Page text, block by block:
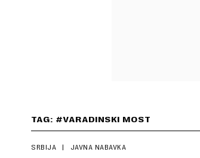
TAG: #VARADINSKI MOST
SRBIJA JAVNA NABAVKA